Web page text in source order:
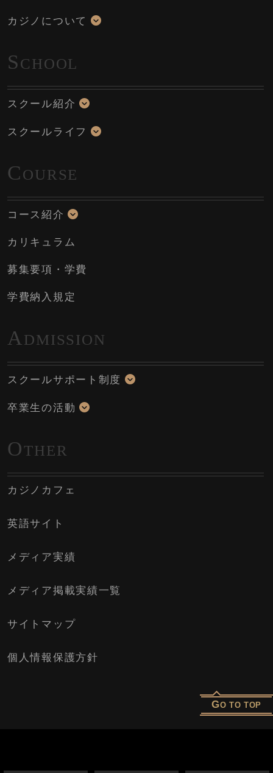
カジノについて
SCHOOL
スクール紹介
スクールライフ
COURSE
コース紹介
カリキュラム
募集要項・学費
学費納入規定
A DMISSION
スクールサポート制度
卒業生の活動
OTHER
カジノカフェ
英語サイト
メディア実績
メディア掲載実績一覧
サイトマップ
個人情報保護方針
GO TO TOP